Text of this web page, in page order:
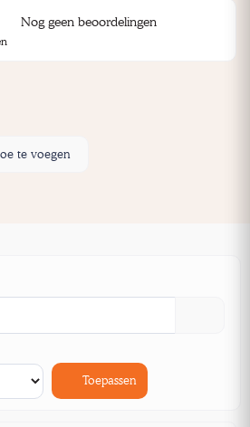
Nog geen beoordelingen
te voegen
Toepassen